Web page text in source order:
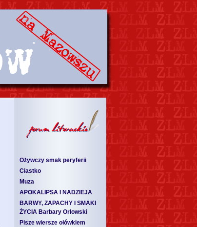
Ożywczy smak peryferii
Ciastko
Muza
APOKALIPSA I NADZIEJA
BARWY, ZAPACHY I SMAKI
ŻYCIA Barbary Orlowski
Pisze wiersze ołówkiem